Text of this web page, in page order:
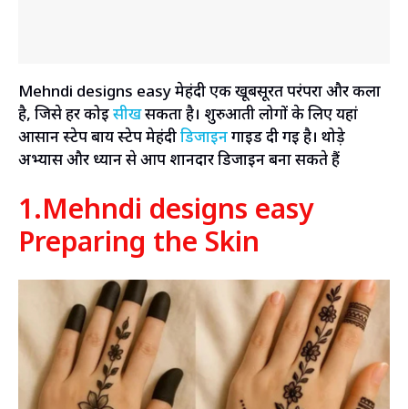
Mehndi designs easy मेहंदी एक खूबसूरत परंपरा और कला
है, जिसे हर कोईसीखसकता है। शुरुआती लोगों के लिए यहां
आसान स्टेप बाय स्टेप मेहंदीडिजाइनगाइड दी गई है। थोड़े
अभ्यास और ध्यान से आप शानदार डिजाइन बना सकते हैं
1.Mehndi designs easy
Preparing the Skin